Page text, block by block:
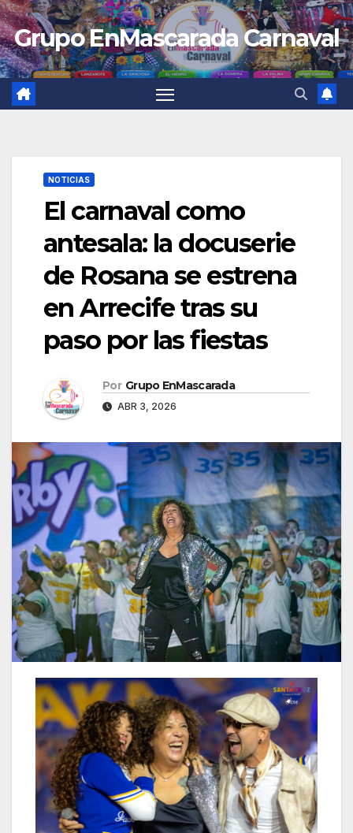
Saltar
al
contenido
Grupo EnMascarada Carnaval
NOTICIAS
El carnaval como
antesala: la docuserie
de Rosana se estrena
en Arrecife tras su
paso por las fiestas
Por Grupo EnMascarada
ABR 3, 2026